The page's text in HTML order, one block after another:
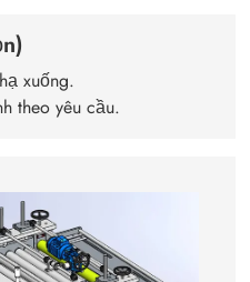
xuống.
theo yêu cầu.